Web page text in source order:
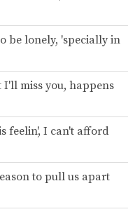
be lonely, 'specially in
miss you, happens
feelin', I can't afford
to pull us apart